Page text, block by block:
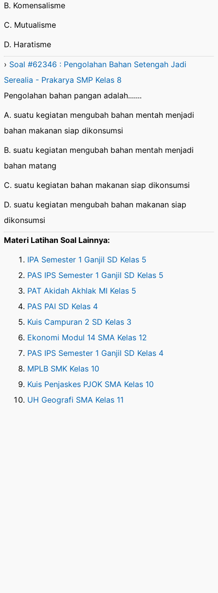
B. Komensalisme
C. Mutualisme
D. Haratisme
› Soal #62346 : Pengolahan Bahan Setengah Jadi
Serealia - Prakarya SMP Kelas 8
Pengolahan bahan pangan adalah.......
A. suatu kegiatan mengubah bahan mentah menjadi
bahan makanan siap dikonsumsi
B. suatu kegiatan mengubah bahan mentah menjadi
bahan matang
C. suatu kegiatan bahan makanan siap dikonsumsi
D. suatu kegiatan mengubah bahan makanan siap
dikonsumsi
Materi Latihan Soal Lainnya:
IPA Semester 1 Ganjil SD Kelas 5
PAS IPS Semester 1 Ganjil SD Kelas 5
PAT Akidah Akhlak MI Kelas 5
PAS PAI SD Kelas 4
Kuis Campuran 2 SD Kelas 3
Ekonomi Modul 14 SMA Kelas 12
PAS IPS Semester 1 Ganjil SD Kelas 4
MPLB SMK Kelas 10
Kuis Penjaskes PJOK SMA Kelas 10
UH Geografi SMA Kelas 11